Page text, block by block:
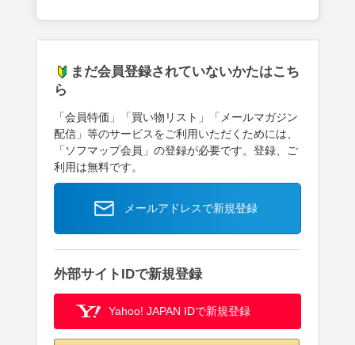
まだ会員登録されていないかたはこち
ら
「会員特価」「買い物リスト」「メールマガジン
配信」等のサービスをご利用いただくためには、
「ソフマップ会員」の登録が必要です。登録、ご
利用は無料です。
メールアドレスで新規登録
外部サイトIDで新規登録
Yahoo! JAPAN IDで新規登録